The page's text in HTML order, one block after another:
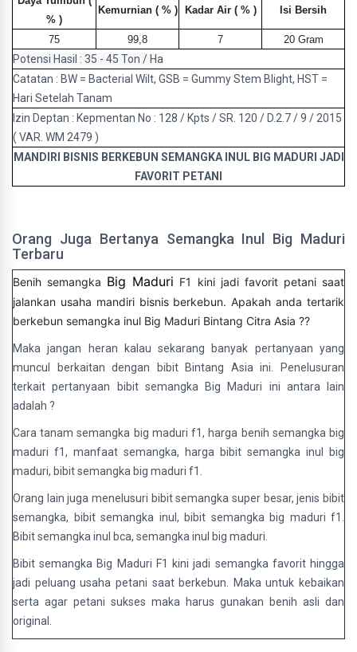
% )
Kemurnian ( % ) Kadar Air ( % ) Isi Bersih
75 99,8 7 20 Gram
Potensi Hasil : 35 - 45 Ton / Ha
Catatan : BW = Bacterial Wilt, GSB = Gummy Stem Blight, HST =
Hari Setelah Tanam
Izin Deptan : Kepmentan No : 128 / Kpts / SR. 120 / D.2.7 / 9 / 2015
( VAR. WM 2479 )
MANDIRI BISNIS BERKEBUN SEMANGKA INUL BIG MADURI JADI
FAVORIT PETANI
Orang Juga Bertanya Semangka Inul Big Maduri
Terbaru
Benih semangka Big Maduri F1 kini jadi favorit petani saat
jalankan usaha mandiri bisnis berkebun. Apakah anda tertarik
berkebun semangka inul Big Maduri Bintang Citra Asia ??
Maka jangan heran kalau sekarang banyak pertanyaan yang
muncul berkaitan dengan bibit Bintang Asia ini. Penelusuran
terkait pertanyaan bibit semangka Big Maduri ini antara lain
adalah ?
Cara tanam semangka big maduri f1, harga benih semangka big
maduri f1, manfaat semangka, harga bibit semangka inul big
maduri, bibit semangka big maduri f1.
Orang lain juga menelusuri bibit semangka super besar, jenis bibit
semangka, bibit semangka inul, bibit semangka big maduri f1.
Bibit semangka inul bca, semangka inul big maduri.
Bibit semangka Big Maduri F1 kini jadi semangka favorit hingga
jadi peluang usaha petani saat berkebun. Maka untuk kebaikan
serta agar petani sukses maka harus gunakan benih asli dan
original.